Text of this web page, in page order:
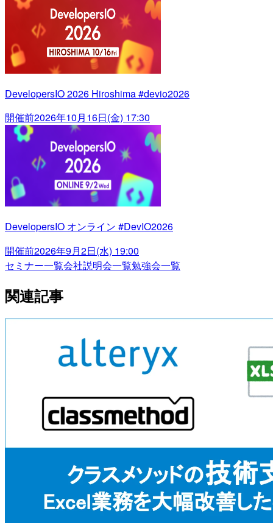
DevelopersIO 2026 Hiroshima #devio2026
開催前2026年10月16日(金) 17:30
DevelopersIO オンライン #DevIO2026
開催前2026年9月2日(水) 19:00
セミナー一覧会社説明会一覧勉強会一覧
関連記事